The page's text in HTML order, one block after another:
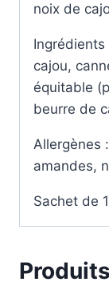
noix de
cajou,
équitable
beurre de
Allergènes
amandes,
Sachet de